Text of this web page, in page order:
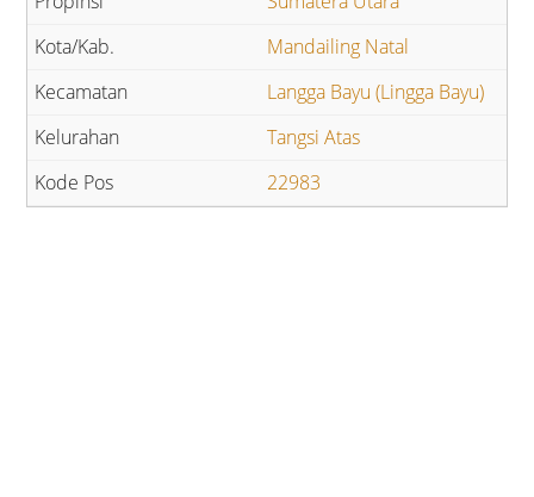
Mandailing Natal
Langga Bayu (Lingga Bayu)
Tangsi Atas
22983